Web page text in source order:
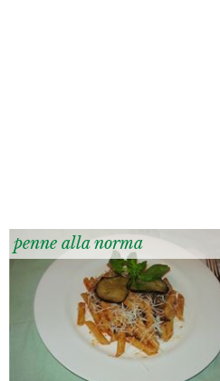
penne alla norma